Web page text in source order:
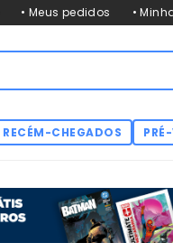
• Meus pedidos •
RECÉM-CHEGADOS